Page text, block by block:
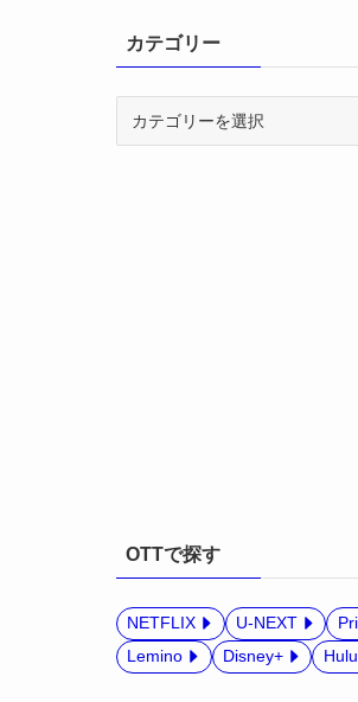
カテゴリー
OTTで探す
NETFLIX U-NEXT
Lemino
Disney+ Hulu